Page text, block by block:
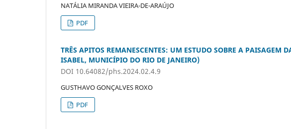
NATÁLIA MIRANDA VIEIRA-DE-ARAÚJO
PDF
TRÊS APITOS REMANESCENTES: UM ESTUDO SOBRE A
ISABEL, MUNICÍPIO DO RIO DE JANEIRO)
DOI 10.64082/phs.2024.02.4.9
GUSTHAVO GONÇALVES ROXO
PDF